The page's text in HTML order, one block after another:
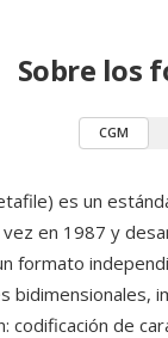
Sobre los
CGM
es un
en 1987 y
formato
bidimensionales,
codificación de